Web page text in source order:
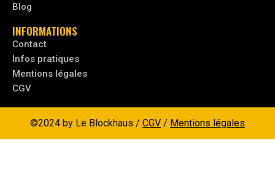
Blog
INFORMATIONS
Contact
Infos pratiques
Mentions légales
CGV
©2024 by Le Blockhaus / CGV / Mentions légales